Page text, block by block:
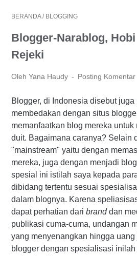
BERANDA / BLOGGING
Blogger-Narablog,
Rejeki
Oleh Yana Haudy Posting Komentar
Blogger, di Indonesia disebut
membedakan dengan situs
memanfaatkan blog mereka untuk
duit. Bagaimana caranya? Selain
"mainstream" yaitu dengan
mereka, juga dengan menjadi
spesial ini istilah saya kepada
dibidang tertentu sesuai
dalam blognya. Karena
dapat perhatian dari branddan
publikasi cuma-cuma, undangan
yang menyenangkan hingga
blogger dengan spesialisasi